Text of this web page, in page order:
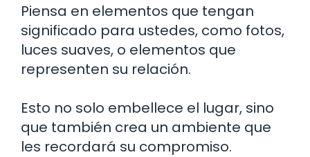
Piensa en elementos que tengan
significado para ustedes, como fotos,
luces suaves, o elementos que
representen su relación.
Esto no solo embellece el lugar, sino
que también crea un ambiente que
les recordará su compromiso.